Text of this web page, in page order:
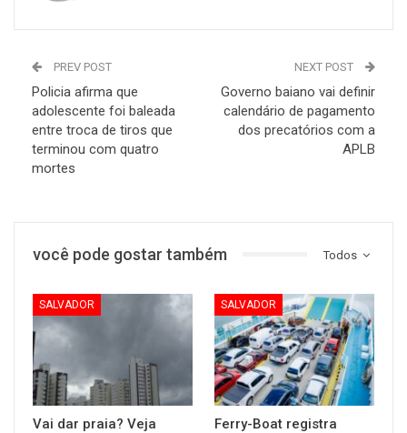
PREV POST
Policia afirma que
adolescente foi baleada
entre troca de tiros que
terminou com quatro
mortes
NEXT POST
Governo baiano vai definir
calendário de pagamento
dos precatórios com a
APLB
Todos
você pode gostar também
SALVADOR
Vai dar praia? Veja
SALVADOR
Ferry-Boat registra